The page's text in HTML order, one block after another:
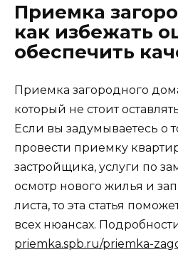
Приемка
как избежать
обеспечить
Приемка загородного
который не стоит
Если вы задумываетесь о
провести приемку
застройщика, услуги по
осмотр нового жилья и
листа, то эта статья
всех нюансах.
priemka.spb.ru/priemka-